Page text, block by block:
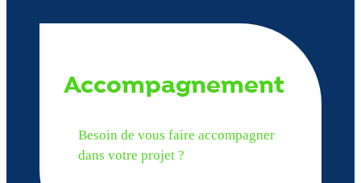
Accompagnement
Besoin de vous faire accompagner
dans votre projet ?